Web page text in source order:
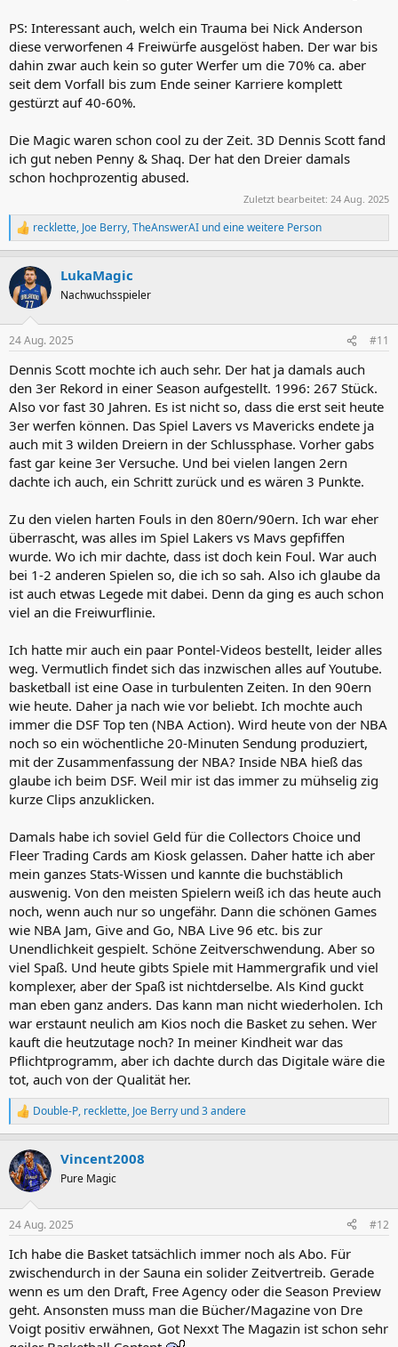
PS: Interessant auch, welch ein Trauma bei Nick Anderson
diese verworfenen 4 Freiwürfe ausgelöst haben. Der war bis
dahin zwar auch kein so guter Werfer um die 70% ca. aber
seit dem Vorfall bis zum Ende seiner Karriere komplett
gestürzt auf 40-60%.
Die Magic waren schon cool zu der Zeit. 3D Dennis Scott fand
ich gut neben Penny & Shaq. Der hat den Dreier damals
schon hochprozentig abused.
Zuletzt bearbeitet: 24 Aug. 2025
R
e
k
t
i
e
:
recklette, Joe Berry,TheAnswerAI und eine weitere Person
LukaMagic
Nachwuchsspieler
24 Aug. 2025 #11
Dennis Scott mochte ich auch sehr. Der hat ja damals auch
den 3er Rekord in einer Season aufgestellt. 1996: 267 Stück.
Also vor fast 30 Jahren. Es ist nicht so, dass die erst seit heute
3er werfen können. Das Spiel Lavers vs Mavericks endete ja
auch mit 3 wilden Dreiern in der Schlussphase. Vorher gabs
fast gar keine 3er Versuche. Und bei vielen langen 2ern
dachte ich auch, ein Schritt zurück und es wären 3 Punkte.
Zu den vielen harten Fouls in den 80ern/90ern. Ich war eher
überrascht, was alles im Spiel Lakers vs Mavs gepfiffen
wurde. Wo ich mir dachte, dass ist doch kein Foul. War auch
bei 1-2 anderen Spielen so, die ich so sah. Also ich glaube da
ist auch etwas Legede mit dabei. Denn da ging es auch schon
viel an die Freiwurflinie.
Ich hatte mir auch ein paar Pontel-Videos bestellt, leider alles
weg. Vermutlich findet sich das inzwischen alles auf Youtube.
basketball ist eine Oase in turbulenten Zeiten. In den 90ern
wie heute. Daher ja nach wie vor beliebt. Ich mochte auch
immer die DSF Top ten (NBA Action). Wird heute von der NBA
noch so ein wöchentliche 20-Minuten Sendung produziert,
mit der Zusammenfassung der NBA? Inside NBA hieß das
glaube ich beim DSF. Weil mir ist das immer zu mühselig zig
kurze Clips anzuklicken.
Damals habe ich soviel Geld für die Collectors Choice und
Fleer Trading Cards am Kiosk gelassen. Daher hatte ich aber
mein ganzes Stats-Wissen und kannte die buchstäblich
auswenig. Von den meisten Spielern weiß ich das heute auch
noch, wenn auch nur so ungefähr. Dann die schönen Games
wie NBA Jam, Give and Go, NBA Live 96 etc. bis zur
Unendlichkeit gespielt. Schöne Zeitverschwendung. Aber so
viel Spaß. Und heute gibts Spiele mit Hammergrafik und viel
komplexer, aber der Spaß ist nichtderselbe. Als Kind guckt
man eben ganz anders. Das kann man nicht wiederholen. Ich
war erstaunt neulich am Kios noch die Basket zu sehen. Wer
kauft die heutzutage noch? In meiner Kindheit war das
Pflichtprogramm, aber ich dachte durch das Digitale wäre die
tot, auch von der Qualität her.
R
e
k
t
i
e
:
Double-P, recklette, Joe Berry und 3 andere
Vincent2008
Pure Magic
24 Aug. 2025 #12
Ich habe die Basket tatsächlich immer noch als Abo. Für
zwischendurch in der Sauna ein solider Zeitvertreib. Gerade
wenn es um den Draft, Free Agency oder die Season Preview
geht. Ansonsten muss man die Bücher/Magazine von Dre
Voigt positiv erwähnen, Got Nexxt The Magazin ist schon sehr